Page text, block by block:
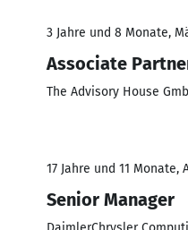
3 Jahre und 8 Monate,
Associate
The Advisory House
17 Jahre und 11 Monate,
Senior Manager